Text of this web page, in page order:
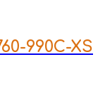
990C-XS